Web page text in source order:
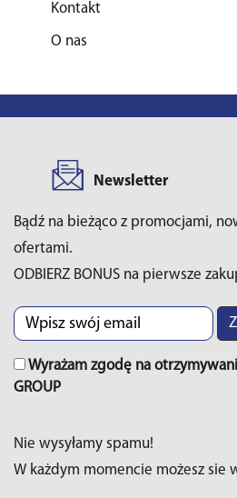
Kontakt
O nas
Newsletter
Bądź na bieżąco z promocjami,
ofertami.
ODBIERZ BONUS na pierwsze
Wyrażam zgodę na
GROUP
Nie wysyłamy spamu!
W każdym momencie możesz sie